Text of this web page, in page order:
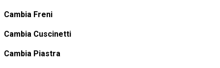
Cambia Freni
Cambia Cuscinetti
Cambia Piastra